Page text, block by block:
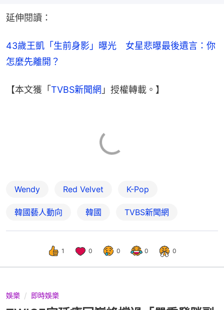
延伸閱讀：
43歲王凱「生前身影」曝光　女星悲曝最後遺言：你
怎麼先離開？
【本文獲「TVBS新聞網 」授權轉載。】
Wendy Red Velvet K-Pop
韓國藝人動向 韓國 TVBS新聞網
1 0 0 0 0
娛樂 即時娛樂